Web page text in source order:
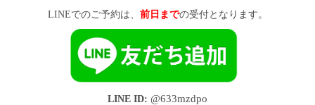
LINEでのご予約は、 前日までの受付となります。
LINE ID: @633mzdpo